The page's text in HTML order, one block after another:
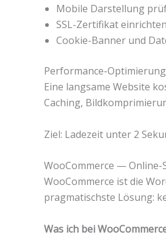
Mobile Darstellung
SSL-Zertifikat
Cookie-Banner und
Performance-Optimierung
Eine langsame Website
Caching,
Ziel: Ladezeit unter 2
WooCommerce — Online-
WooCommerce ist die
pragmatischste Lösung:
Was ich bei